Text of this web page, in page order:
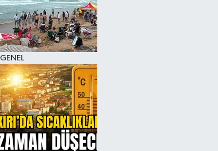
GENEL
KÜLTÜR SANAT
MAGAZİN
SAĞLIK
SİYASET
SPOR
TEKNOLOJİ